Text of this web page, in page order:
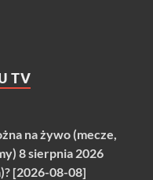
TV
na żywo (mecze,
8 sierpnia 2026
[2026-08-08]